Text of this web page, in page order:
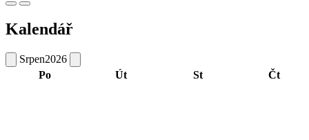
Kalendář
Srpen2026
Po
Út St Čt